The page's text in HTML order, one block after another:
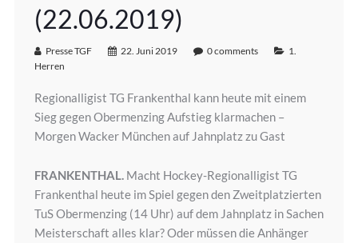
(22.06.2019)
Presse TGF 22. Juni 2019 0 comments
1.
Herren
Regionalligist TG Frankenthal kann heute mit einem
Sieg gegen Obermenzing Aufstieg klarmachen –
Morgen Wacker München auf Jahnplatz zu Gast
FRANKENTHAL.Macht Hockey-Regionalligist TG
Frankenthal heute im Spiel gegen den Zweitplatzierten
TuS Obermenzing (14 Uhr) auf dem Jahnplatz in Sachen
Meisterschaft alles klar? Oder müssen die Anhänger